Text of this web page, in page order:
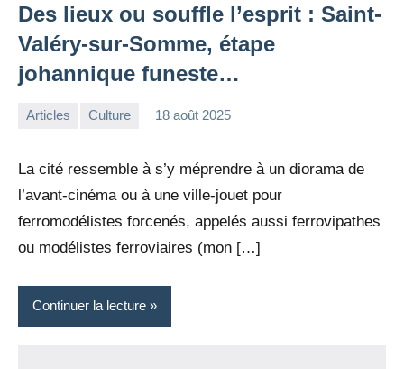
Des lieux ou souffle l’esprit : Saint-
Valéry-sur-Somme, étape
johannique funeste…
Articles Culture 18 août 2025
La cité ressemble à s’y méprendre à un diorama de
l’avant-cinéma ou à une ville-jouet pour
ferromodélistes forcenés, appelés aussi ferrovipathes
ou modélistes ferroviaires (mon […]
Continuer la lecture